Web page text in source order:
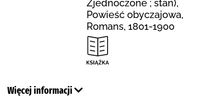
Zjednoczone ; stan),
Powieść obyczajowa,
Romans, 1801-1900
Więcej informacji